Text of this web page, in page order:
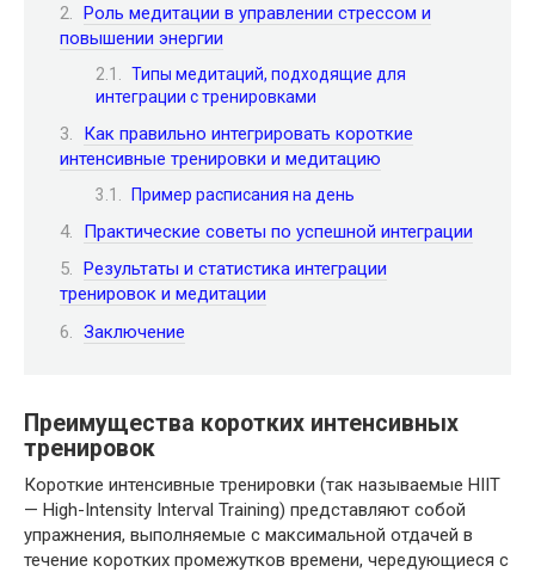
Роль медитации в управлении стрессом и
повышении энергии
Типы медитаций, подходящие для
интеграции с тренировками
Как правильно интегрировать короткие
интенсивные тренировки и медитацию
Пример расписания на день
Практические советы по успешной интеграции
Результаты и статистика интеграции
тренировок и медитации
Заключение
Преимущества коротких интенсивных
тренировок
Короткие интенсивные тренировки (так называемые HIIT
— High-Intensity Interval Training) представляют собой
упражнения, выполняемые с максимальной отдачей в
течение коротких промежутков времени, чередующиеся с